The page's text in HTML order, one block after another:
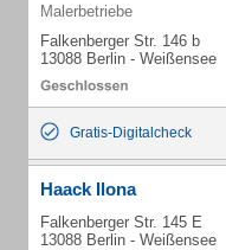
Malerbetriebe
Falkenberger Str. 146 b
13088 Berlin - Weißensee
Gratis-Digitalcheck
Haack Ilona
Falkenberger Str. 145 E
13088 Berlin - Weißensee